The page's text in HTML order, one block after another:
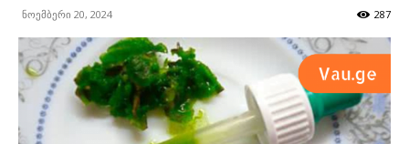
ნოემბერი 20, 2024 287